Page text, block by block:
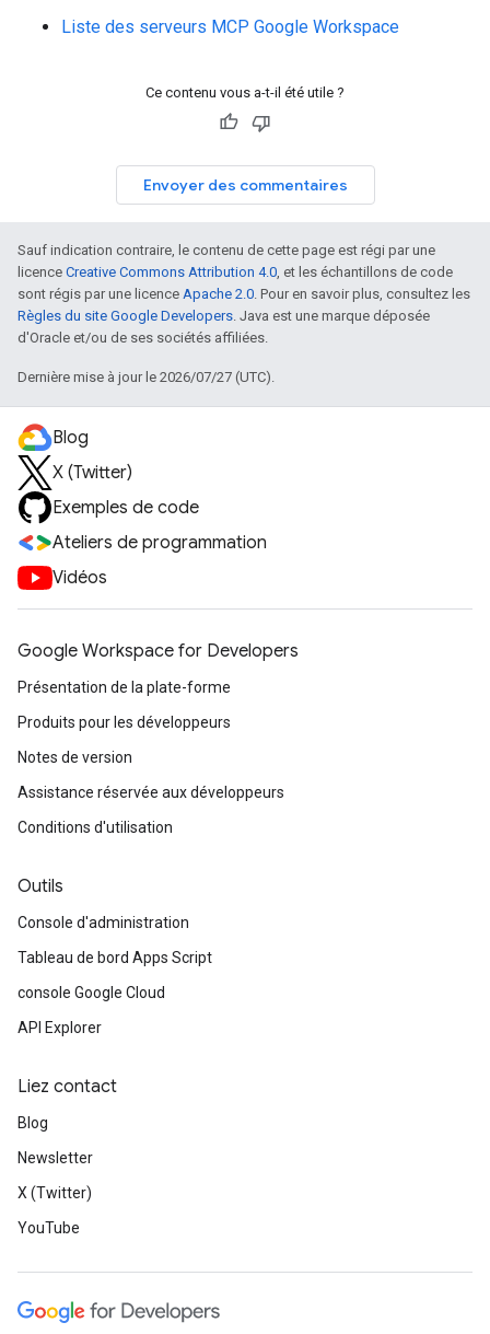
Liste des serveurs MCP Google Workspace
Ce contenu vous a-t-il été utile ?
Envoyer des commentaires
Sauf indication contraire, le contenu de cette page est régi par une
licence Creative Commons Attribution 4.0, et les échantillons de code
sont régis par une licence Apache 2.0. Pour en savoir plus, consultez les
Règles du site Google Developers. Java est une marque déposée
d'Oracle et/ou de ses sociétés affiliées.
Dernière mise à jour le 2026/07/27 (UTC).
Blog
X (Twitter)
Exemples de code
Ateliers de programmation
Vidéos
Google Workspace for Developers
Présentation de la plate-forme
Produits pour les développeurs
Notes de version
Assistance réservée aux développeurs
Conditions d'utilisation
Outils
Console d'administration
Tableau de bord Apps Script
console Google Cloud
API Explorer
Liez contact
Blog
Newsletter
X (Twitter)
YouTube